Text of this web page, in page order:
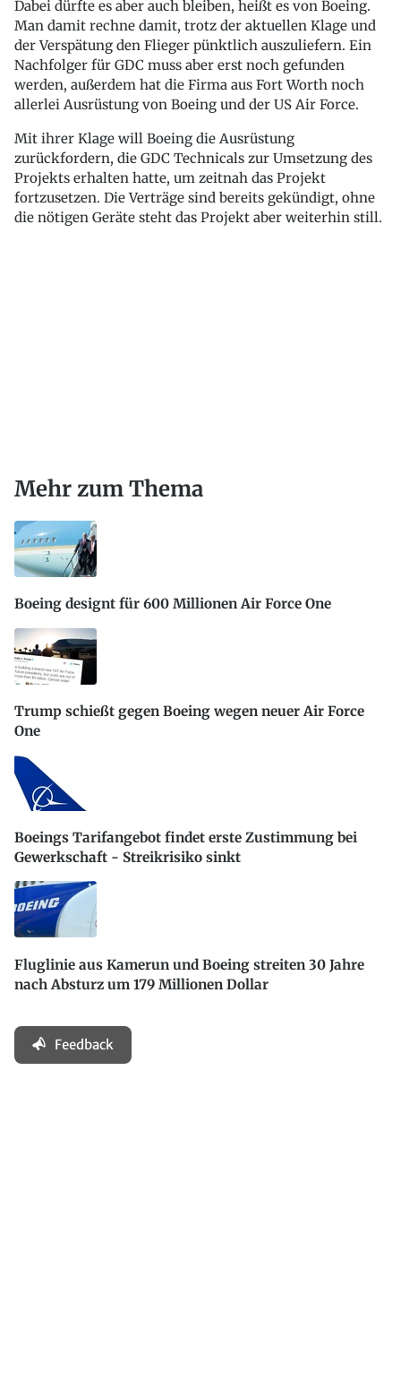
Dabei dürfte es aber auch bleiben, heißt es von Boeing.
Man damit rechne damit, trotz der aktuellen Klage und
der Verspätung den Flieger pünktlich auszuliefern. Ein
Nachfolger für GDC muss aber erst noch gefunden
werden, außerdem hat die Firma aus Fort Worth noch
allerlei Ausrüstung von Boeing und der US Air Force.
Mit ihrer Klage will Boeing die Ausrüstung
zurückfordern, die GDC Technicals zur Umsetzung des
Projekts erhalten hatte, um zeitnah das Projekt
fortzusetzen. Die Verträge sind bereits gekündigt, ohne
die nötigen Geräte steht das Projekt aber weiterhin still.
Mehr zum Thema
Boeing designt für 600 Millionen Air Force One
Trump schießt gegen Boeing wegen neuer Air Force
One
Boeings Tarifangebot findet erste Zustimmung bei
Gewerkschaft - Streikrisiko sinkt
Fluglinie aus Kamerun und Boeing streiten 30 Jahre
nach Absturz um 179 Millionen Dollar
Feedback